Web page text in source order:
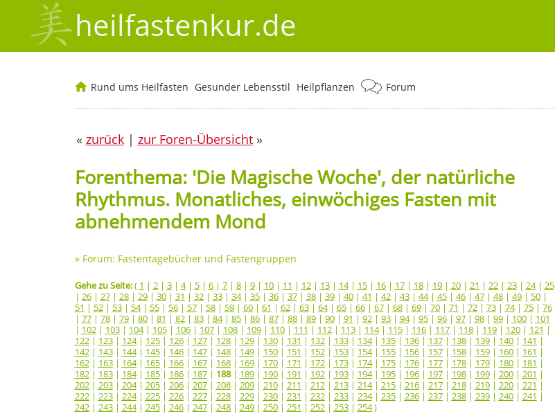
heilfastenkur.de
Rund ums Heilfasten Gesunder Lebensstil Heilpflanzen Forum
« zurück| zur Foren-Übersicht»
Forenthema: 'Die Magische Woche', der natürliche
Rhythmus. Monatliches, einwöchiges Fasten mit
abnehmendem Mond
» Forum: Fastentagebücher und Fastengruppen
Gehe zu Seite:( 1 | 2| 3| 4| 5| 6| 7| 8| 9| 10| 11 | 12| 13| 14| 15| 16| 17| 18| 19| 20| 21 | 22| 23| 24| 25
| 26| 27| 28| 29| 30| 31 | 32| 33| 34| 35| 36| 37| 38| 39| 40| 41 | 42| 43| 44| 45| 46| 47| 48| 49| 50|
51 | 52| 53| 54| 55| 56| 57| 58| 59| 60| 61 | 62| 63| 64| 65| 66| 67| 68| 69| 70| 71 | 72| 73| 74| 75| 76
| 77| 78| 79| 80| 81 | 82| 83| 84| 85| 86| 87| 88| 89| 90| 91 | 92| 93| 94| 95| 96| 97| 98| 99| 100| 101
| 102| 103| 104| 105| 106| 107| 108| 109| 110| 111 | 112| 113| 114| 115| 116| 117| 118| 119| 120| 121 |
122| 123| 124| 125| 126| 127| 128| 129| 130| 131 | 132| 133| 134| 135| 136| 137| 138| 139| 140| 141 |
142| 143| 144| 145| 146| 147| 148| 149| 150| 151 | 152| 153| 154| 155| 156| 157| 158| 159| 160| 161 |
162| 163| 164| 165| 166| 167| 168| 169| 170| 171 | 172| 173| 174| 175| 176| 177| 178| 179| 180| 181 |
182| 183| 184| 185| 186| 187| 188| 189| 190| 191 | 192| 193| 194| 195| 196| 197| 198| 199| 200| 201 |
202| 203| 204| 205| 206| 207| 208| 209| 210| 211 | 212| 213| 214| 215| 216| 217| 218| 219| 220| 221 |
222| 223| 224| 225| 226| 227| 228| 229| 230| 231 | 232| 233| 234| 235| 236| 237| 238| 239| 240| 241 |
242| 243| 244| 245| 246| 247| 248| 249| 250| 251 | 252| 253| 254)